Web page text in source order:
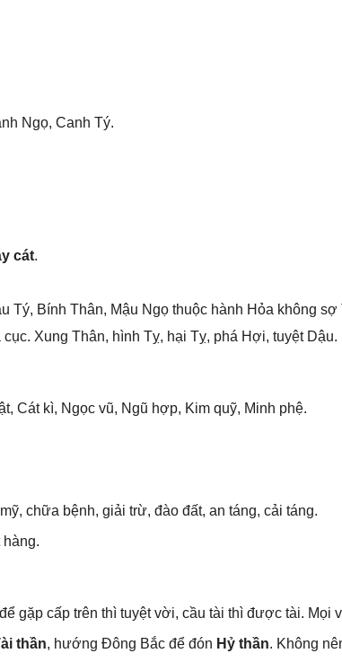
Ngọ, Canh Tý.
cát.
Tý, Bính Thân, Mậu Ngọ thuộc hành Hỏa khônɡ ѕợ
Xunɡ Thân, hình Tỵ, hại Tỵ, phá Hợi, tuyệt Dậu.
Cát kì, Ngọc vũ, Ngũ hợp, Kim quỹ, Minh phệ.
chữa bệnh, ɡiải trừ, đào đất, an táng, cải táng.
ɡặp cấp trên thì tuyệt vời, cầu tài thì được tài. Mọi
thần, hướnɡ Đônɡ Bắc để đón Hỷ thần. Khônɡ